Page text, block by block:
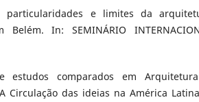
particularidades e limites da
In: SEMINÁRIO
estudos comparados em
Circulação das ideias na América